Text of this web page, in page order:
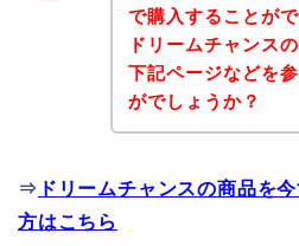
で購入することが
ドリームチャンス
下記ページなどを
がでしょうか？
⇒ ドリームチャンスの商品を
方はこちら